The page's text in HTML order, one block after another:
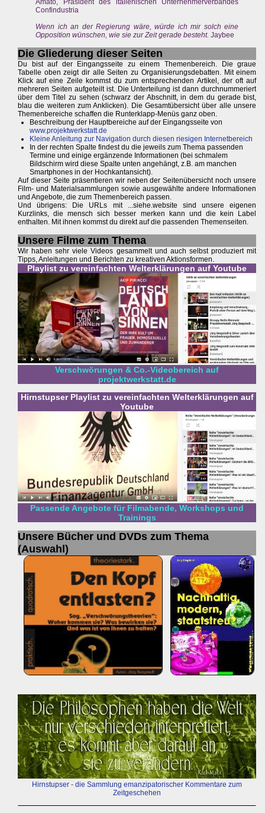
Amato, Präsident des italienischen Unternehmerverbandes
Confindustria
Wenn ich an der Regierung wäre, würde ich mir solch eine
Opposition wünschen, wie sie zur Zeit gerade besteht. Jaybee
Die Gliederung dieser Seiten
Du bist auf der Eingangsseite zu einem Themenbereich. Die graue
Tabelle oben zeigt dir alle Seiten zu Organisierungsdebatten. Mit einem
Klick auf eine Zeile kommst du zum entsprechenden Artikel, der oft auf
mehreren Seiten aufgeteilt ist. Die Unterteilung ist dann durchnummeriert
über dem Titel zu sehen (schwarz der Abschnitt, in dem du gerade bist,
blau die weiteren zum Anklicken). Die Gesamtübersicht über alle unsere
Themenbereiche schaffen die Runterklapp-Menüs ganz oben.
Beschreibung der Hauptbereiche auf der Eingangsseite von
www.projektwerkstatt.de
Kleine Anleitung zur Navigation durch diesen riesigen Internetbereich
In der rechten Spalte findest du die jeweils zum Thema passenden
Termine und einige ergänzende Informationen (bei schmalem
Bildschirm wird diese Spalte unten angehängt, z.B. am manchen
Smartphones in der Hochkantansicht).
Auf dieser Seite präsentieren wir neben der Seitenübersicht noch unsere
Film- und Materialsammlungen sowie ausgewählte andere Informationen
und Angebote, die zum Themenbereich passen.
Und übrigens: Die URLs mit ...siehe.website sind unsere eigenen
Kurzlinks, die mensch sich besser merken kann und die kein Label
enthalten. Mit ihnen kommst du direkt auf die passenden Themenseiten.
Unsere Filme zum Thema
Wir haben sehr viele Videos gesammelt und auch selbst produziert mit
Tipps, Anleitungen und Berichten zu kreativen Aktionsformen.
Playlist zu vereinfachten Welterklärungen auf Youtube
Verschwörungen & Co.-Videobereich auf
projektwerkstatt.de
Hirnstupser Playlist zu vereinfachten Welterklärungen auf
Youtube
Passende Angebote für Filmabende, Workshops und
Trainings
Unsere Bücher und DVDs zum Thema
(Auswahl)
Hirnstupser - die Sammlung emanzipatorischer Kommentare zum
Zeitgeschehen